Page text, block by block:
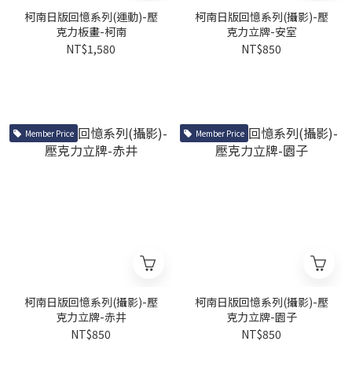
柯南日版回憶系列(運動)-壓
克力板畫-柯南
NT$1,580
柯南日版回憶系列(攝影)-壓
克力立牌-安室
NT$850
Member Price
柯南日版回憶系列(攝影)-壓
克力立牌-赤井
NT$850
Member Price
柯南日版回憶系列(攝影)-壓
克力立牌-園子
NT$850